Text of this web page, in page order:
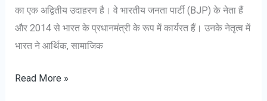
का एक अद्वितीय उदाहरण है। वे भारतीय जनता पार्टी (BJP) के नेता हैं
और 2014 से भारत के प्रधानमंत्री के रूप में कार्यरत हैं। उनके नेतृत्व में
भारत ने आर्थिक, सामाजिक
नरेंद्र
Read More »